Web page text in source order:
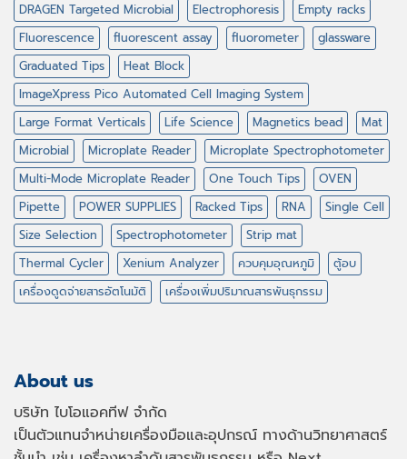
DRAGEN Targeted Microbial
Electrophoresis
Empty racks
Fluorescence
fluorescent assay fluorometer
glassware
Graduated Tips
Heat Block
ImageXpress Pico Automated Cell Imaging System
Large Format Verticals
Life Science Magnetics bead
Mat
Microbial
Microplate Reader
Microplate Spectrophotometer
Multi-Mode Microplate Reader
One Touch Tips
OVEN
Pipette
POWER SUPPLIES Racked Tips RNA
Single Cell
Size Selection
Spectrophotometer
Strip mat
Thermal Cycler
Xenium Analyzer ควบคุมอุณหภูมิ
ตู้อบ
เครื่องดูดจ่ายสารอัตโนมัติ
เครื่องเพิ่มปริมาณสารพันธุกรรม
About us
บริษัท ไบโอแอคทีฟ จำกัด
เป็นตัวแทนจำหน่ายเครื่องมือและอุปกรณ์ ทางด้านวิทยาศาสตร์